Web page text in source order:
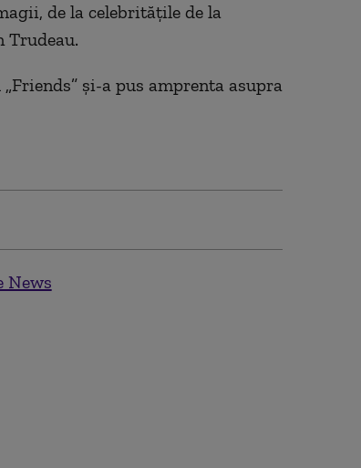
de la celebrităţile de la
Trudeau.
şi-a pus amprenta asupra
News